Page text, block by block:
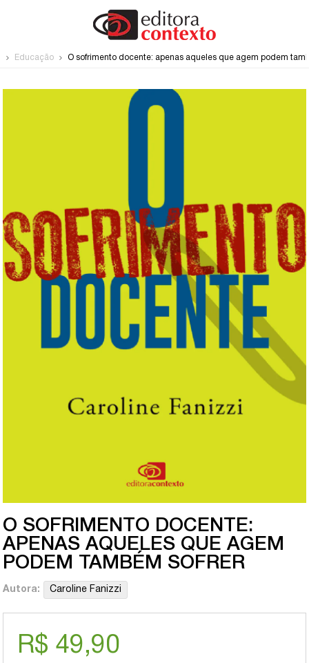
Educação O sofrimento docente: apenas aqueles que agem podem
O SOFRIMENTO DOCENTE:
APENAS AQUELES QUE AGEM
PODEM TAMBÉM SOFRER
Autora: Caroline Fanizzi
R$ 49,90